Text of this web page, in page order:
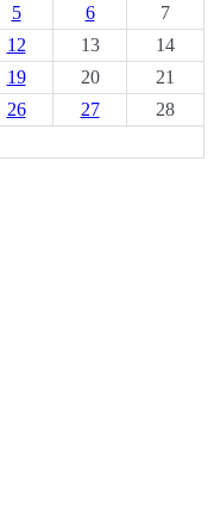
5 6
7
12 13
14
19 20
21
26 27
28